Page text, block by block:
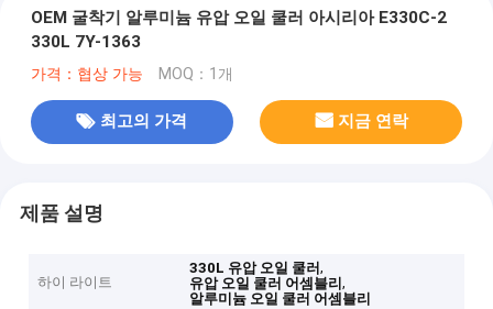
OEM 굴착기 알루미늄 유압 오일 쿨러 아시리아 E330C-2
330L 7Y-1363
가격：협상 가능 MOQ：1개
최고의 가격 지금 연락
제품 설명
하이 라이트
330L 유압 오일 쿨러,
유압 오일 쿨러 어셈블리,
알루미늄 오일 쿨러 어셈블리